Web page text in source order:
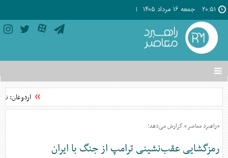
۲۰:۵۱ جمعه ۱۶ مرداد ۱۴۰۵
تغییر
وضعیت
منوی
ها
اردوغان:
«راهبرد معاصر» گزارش می‌دهد؛
رمزگشایی عقب‌نشینی ترامپ از جنگ با ایران